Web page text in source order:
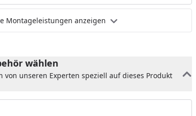
Montageleistungen anzeigen
wählen
von unseren Experten speziell auf dieses Produkt